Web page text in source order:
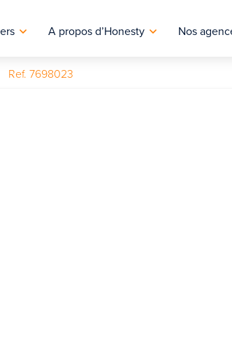
A propos d’Honesty Nos
Ref. 7698023